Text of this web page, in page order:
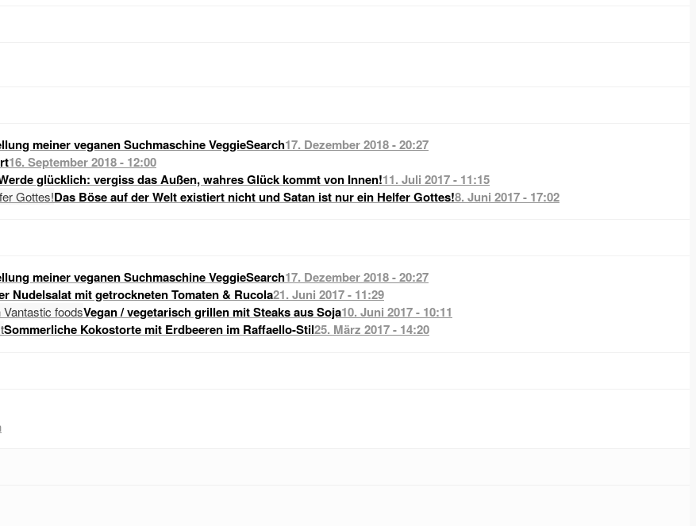
meiner veganen Suchmaschine VeggieSearch17. Dezember 2018 - 20:27
16. September 2018 - 12:00
glücklich: vergiss das Außen, wahres Glück kommt von Innen!11. Juli 2017 - 11:15
Das Böse auf der Welt existiert nicht und Satan ist nur ein Helfer Gottes!8. Juni 2017 - 17:02
meiner veganen Suchmaschine VeggieSearch17. Dezember 2018 - 20:27
Nudelsalat mit getrockneten Tomaten & Rucola21. Juni 2017 - 11:29
Vegan / vegetarisch grillen mit Steaks aus Soja10. Juni 2017 - 10:11
Sommerliche Kokostorte mit Erdbeeren im Raffaello-Stil25. März 2017 - 14:20